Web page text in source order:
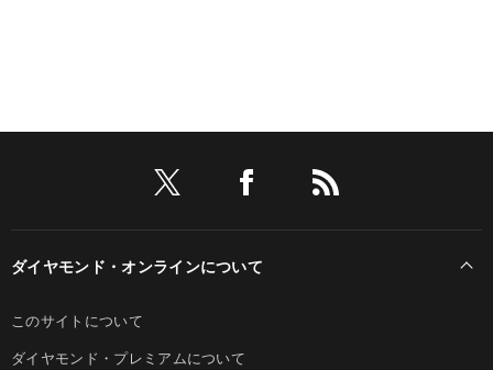
ダイヤモンド・オンラインについて
このサイトについて
ダイヤモンド・プレミアムについて